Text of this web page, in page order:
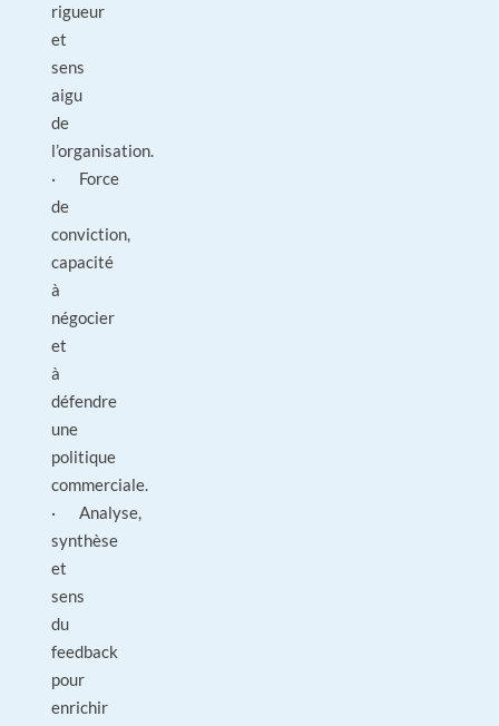
rigueur
et
sens
aigu
de
l’organisation.
· Force
de
conviction,
capacité
à
négocier
et
à
défendre
une
politique
commerciale.
· Analyse,
synthèse
et
sens
du
feedback
pour
enrichir